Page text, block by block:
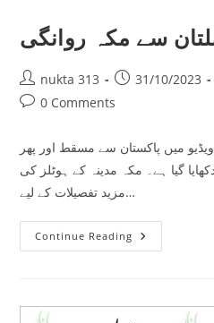
سے مکہ روانگی
Post
author:
nukta 313
Post
published:
31/10/2023
Post0 Comments
میں پاکستان سے مسقط اور پھر
گیا ہے۔ مکہ مدینہ کے ہوٹلز کی
مزید تفصیلات کے لیے…
Continue Reading ملتان
سے